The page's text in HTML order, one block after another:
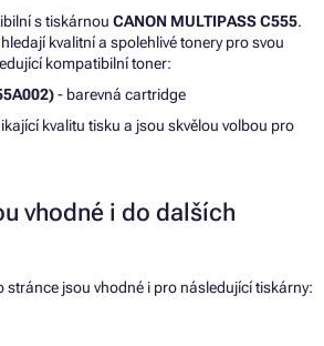
s tiskárnou CANON MULTIPASS C555.
kvalitní a spolehlivé tonery pro svou
kompatibilní toner:
- barevná cartridge
kvalitu tisku a jsou skvělou volbou pro
vhodné i do dalších
stránce jsou vhodné i pro následující tiskárny: